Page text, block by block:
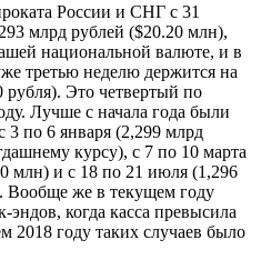
России и СНГ с 31
млрд рублей ($20.20 млн),
национальной валюте, и в
третью неделю держится на
Это четвертый по
Лучше с начала года были
3 по 6 января (2,299 млрд
курсу), с 7 по 10 марта
млн) и с 18 по 21 июля (1,296
Вообще же в текущем году
эндов, когда касса превысила
2018 году таких случаев было